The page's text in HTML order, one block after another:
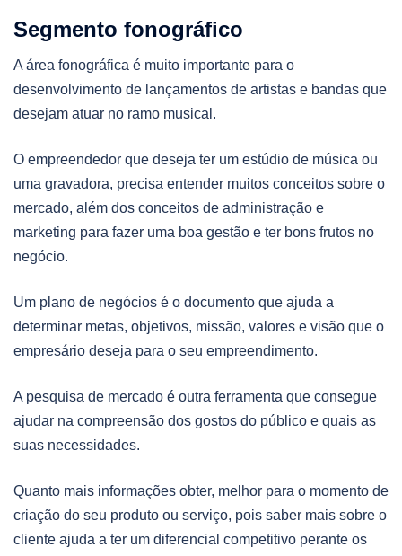
Segmento fonográfico
A área fonográfica é muito importante para o
desenvolvimento de lançamentos de artistas e bandas que
desejam atuar no ramo musical.
O empreendedor que deseja ter um estúdio de música ou
uma gravadora, precisa entender muitos conceitos sobre o
mercado, além dos conceitos de administração e
marketing para fazer uma boa gestão e ter bons frutos no
negócio.
Um plano de negócios é o documento que ajuda a
determinar metas, objetivos, missão, valores e visão que o
empresário deseja para o seu empreendimento.
A pesquisa de mercado é outra ferramenta que consegue
ajudar na compreensão dos gostos do público e quais as
suas necessidades.
Quanto mais informações obter, melhor para o momento de
criação do seu produto ou serviço, pois saber mais sobre o
cliente ajuda a ter um diferencial competitivo perante os